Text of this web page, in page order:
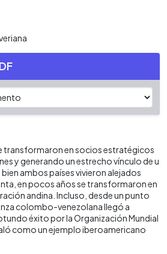
transformaron en socios estratégicos
y generando un estrecho vínculo de u
ambos países vivieron alejados
en pocos años se transformaron en
andina. Incluso, desde un punto
colombo-venezolana llegó a
éxito por la Organización Mundial
como un ejemplo iberoamericano